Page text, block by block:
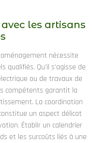
les artisans
nécessite
Qu’il s’agisse de
ou de travaux de
compétents garantit la
La coordination
un aspect délicat
Établir un calendrier
et les surcoûts liés à une